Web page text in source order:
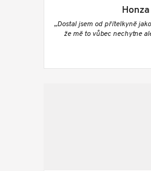
Honza
„Dostal jsem od přítelkyně
že mě to vůbec nechytne